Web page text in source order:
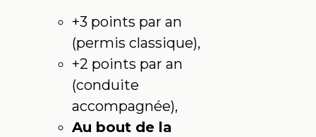
+3 points par an
(permis classique),
+2 points par an
(conduite
accompagnée),
Au bout de la